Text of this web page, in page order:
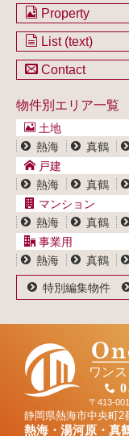
会社のご案内
不動産を購入し
不動産を売却し
不動産買取システ
Property
土地一覧
戸建一覧
マンション一覧
事業用物件一覧
List (text)
土地一覧
マンション一覧
事業用物件一覧
Contact
ブログ
プライバシーポ
サイトポリシー
物件別エリア一覧
土地
熱海
真鶴
戸建
熱海
真鶴
マンション
熱海
真鶴
事業用
熱海
真鶴
特別編集物件
ワン
〒413-
静岡県熱海市中央町2
熱海・湯河原・真